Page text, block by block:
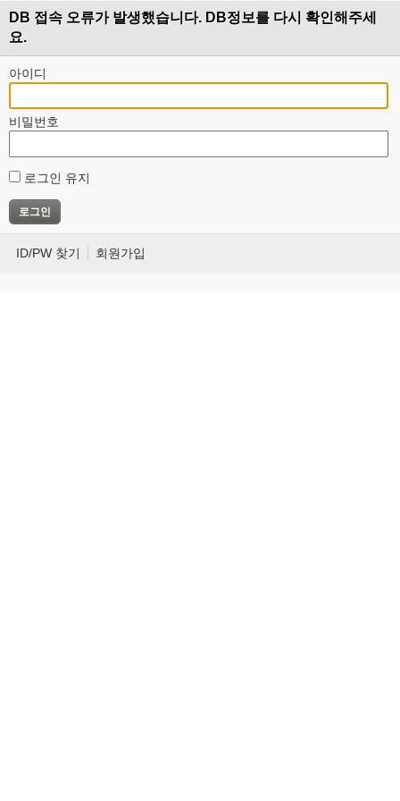
DB 접속 오류가 발생했습니다. DB정보를 다시 확인해주세
요.
아이디
비밀번호
로그인 유지
ID/PW 찾기 회원가입